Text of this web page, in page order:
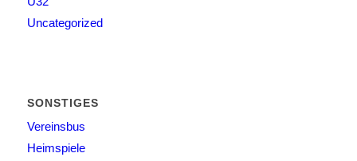
Uncategorized
SONSTIGES
Vereinsbus
Heimspiele